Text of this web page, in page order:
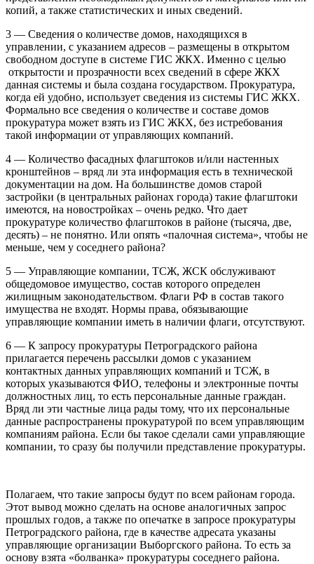
копий, а также статистических и иных сведений.
3 — Сведения о количестве домов, находящихся в
управлении, с указанием адресов – размещены в открытом
свободном доступе в системе ГИС ЖКХ. Именно с целью
открытости и прозрачности всех сведений в сфере ЖКХ
данная системы и была создана государством. Прокуратура,
когда ей удобно, использует сведения из системы ГИС ЖКХ.
Формально все сведения о количестве и составе домов
прокуратура может взять из ГИС ЖКХ, без истребования
такой информации от управляющих компаний.
4 — Количество фасадных флагштоков и/или настенных
кронштейнов – вряд ли эта информация есть в технической
документации на дом. На большинстве домов старой
застройки (в центральных районах города) такие флагштоки
имеются, на новостройках – очень редко. Что дает
прокуратуре количество флагштоков в районе (тысяча, две,
десять) – не понятно. Или опять «палочная система», чтобы не
меньше, чем у соседнего района?
5 — Управляющие компании, ТСЖ, ЖСК обслуживают
общедомовое имущество, состав которого определен
жилищным законодательством. Флаги РФ в состав такого
имущества не входят. Нормы права, обязывающие
управляющие компании иметь в наличии флаги, отсутствуют.
6 — К запросу прокуратуры Петроградского района
прилагается перечень рассылки домов с указанием
контактных данных управляющих компаний и ТСЖ, в
которых указываются ФИО, телефоны и электронные почты
должностных лиц, то есть персональные данные граждан.
Вряд ли эти частные лица рады тому, что их персональные
данные распространены прокуратурой по всем управляющим
компаниям района. Если бы такое сделали сами управляющие
компании, то сразу бы получили представление прокуратуры.
Полагаем, что такие запросы будут по всем районам города.
Этот вывод можно сделать на основе аналогичных запрос
прошлых годов, а также по опечатке в запросе прокуратуры
Петроградского района, где в качестве адресата указаны
управляющие организации Выборгского района. То есть за
основу взята «болванка» прокуратуры соседнего района.